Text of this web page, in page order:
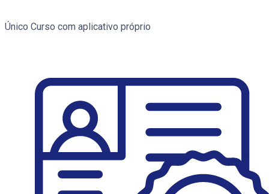
Único Curso com aplicativo próprio